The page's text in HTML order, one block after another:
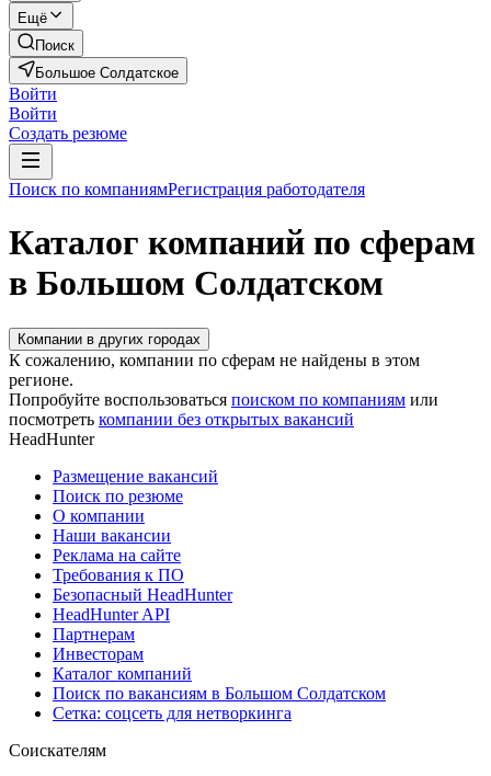
Ещё
Поиск
Большое Солдатское
Войти
Войти
Создать резюме
Поиск по компаниямРегистрация работодателя
Каталог компаний по сферам
в Большом Солдатском
Компании в других городах
К сожалению, компании по сферам не найдены в этом
регионе.
Попробуйте воспользоваться поиском по компаниям или
посмотреть компании без открытых вакансий
HeadHunter
Размещение вакансий
Поиск по резюме
О компании
Наши вакансии
Реклама на сайте
Требования к ПО
Безопасный HeadHunter
HeadHunter API
Партнерам
Инвесторам
Каталог компаний
Поиск по вакансиям в Большом Солдатском
Сетка: соцсеть для нетворкинга
Соискателям